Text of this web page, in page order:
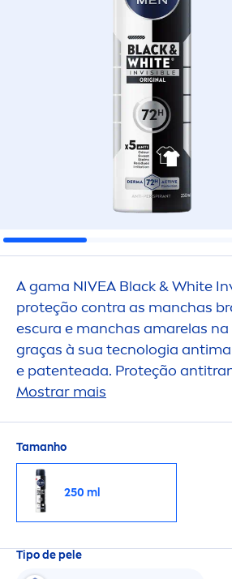
A gama NIVEA Black&White
proteção contra as manchas
escura e manchas amarelas
graças à sua tecnologia
e patenteada. Proteção
forte contra o suor e os odores,
Mostrar mais
Tamanho
250 ml
Tipo de pele